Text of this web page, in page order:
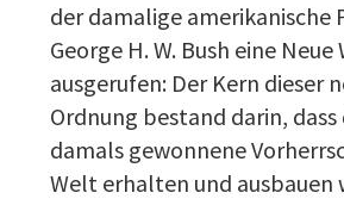
der damalige amerikanische
George H. W. Bush eine
ausgerufen: Der Kern dieser
Ordnung bestand darin, dass
damals gewonnene
Welt erhalten und